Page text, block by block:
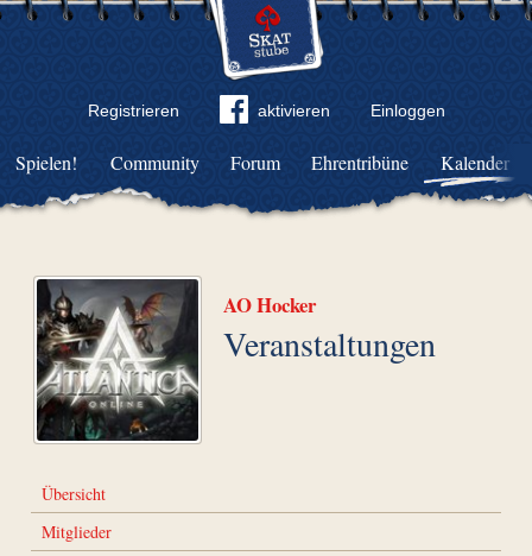
Registrieren aktivieren Einloggen
Community Forum Ehrentribüne Kalender
Spielen!
AO Hocker
Veranstaltungen
Übersicht
Mitglieder